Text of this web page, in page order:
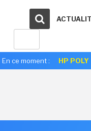
En ce moment : HP POLY